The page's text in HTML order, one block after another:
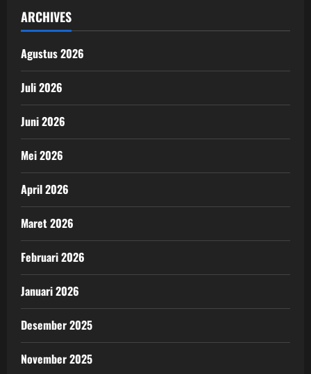
ARCHIVES
Agustus 2026
Juli 2026
Juni 2026
Mei 2026
April 2026
Maret 2026
Februari 2026
Januari 2026
Desember 2025
November 2025